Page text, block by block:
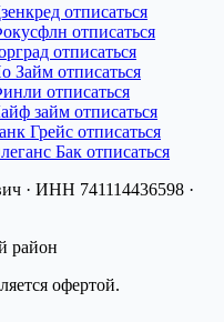
отписаться
отписаться
отписаться
Займ отписаться
отписаться
займ отписаться
Грейс отписаться
Бак отписаться
· ИНН 741114436598 ·
район
офертой.